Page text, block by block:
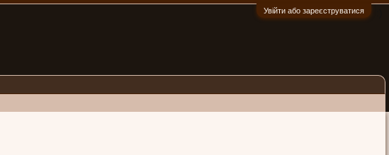
Увійти або зареєструватися